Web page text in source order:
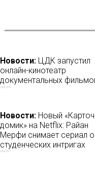
Новости: ЦДК запустил
онлайн-кинотеатр
документальных
24/05/2018
Новости: Новый
домик» на Netflix: Райан
Мерфи снимает сериал о
студенческих интригах
24/03/2019